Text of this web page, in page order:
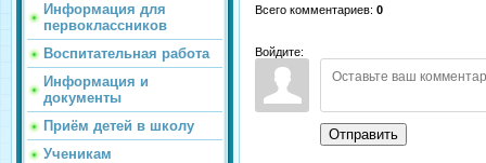
Информация для
первоклассников
Воспитательная работа
Информация и
документы
Приём детей в школу
Ученикам
Всего комментариев: 0
Войдите:
Отправить